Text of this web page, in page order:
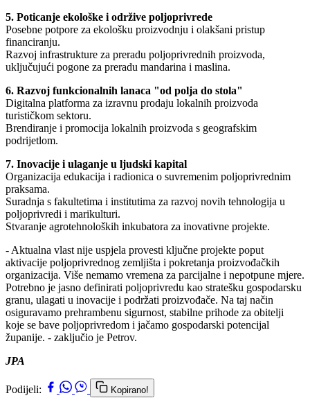
5. Poticanje ekološke i održive poljoprivrede
Posebne potpore za ekološku proizvodnju i olakšani pristup
financiranju.
Razvoj infrastrukture za preradu poljoprivrednih proizvoda,
uključujući pogone za preradu mandarina i maslina.
6. Razvoj funkcionalnih lanaca "od polja do stola"
Digitalna platforma za izravnu prodaju lokalnih proizvoda
turističkom sektoru.
Brendiranje i promocija lokalnih proizvoda s geografskim
podrijetlom.
7. Inovacije i ulaganje u ljudski kapital
Organizacija edukacija i radionica o suvremenim poljoprivrednim
praksama.
Suradnja s fakultetima i institutima za razvoj novih tehnologija u
poljoprivredi i marikulturi.
Stvaranje agrotehnoloških inkubatora za inovativne projekte.
- Aktualna vlast nije uspjela provesti ključne projekte poput
aktivacije poljoprivrednog zemljišta i pokretanja proizvođačkih
organizacija. Više nemamo vremena za parcijalne i nepotpune mjere.
Potrebno je jasno definirati poljoprivredu kao stratešku gospodarsku
granu, ulagati u inovacije i podržati proizvođače. Na taj način
osiguravamo prehrambenu sigurnost, stabilne prihode za obitelji
koje se bave poljoprivredom i jačamo gospodarski potencijal
županije. - zaključio je Petrov.
JPA
Podijeli: Kopirano!